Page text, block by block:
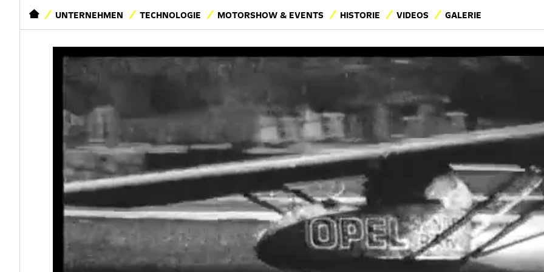
STARTSEITEUNTERNEHMEN TECHNOLOGIE MOTORSHOW & EVENTS HISTORIE VIDEOS GALERIE